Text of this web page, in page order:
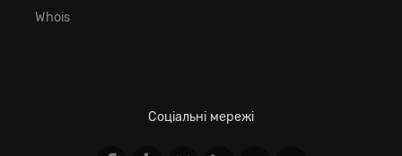
Whois
Соціальні мережі